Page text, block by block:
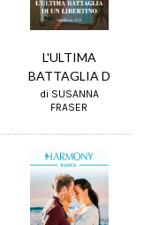
L'ULTIMA
BATTAGLIA D
di SUSANNA
FRASER